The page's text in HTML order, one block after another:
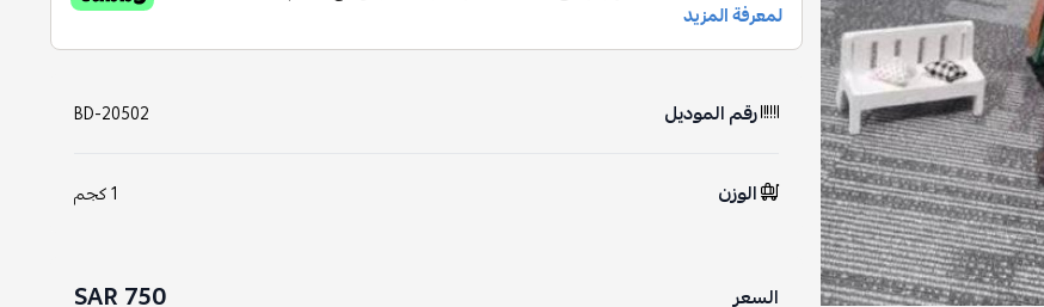
رقم الموديل BD-20502
الوزن
السعر 750 SAR